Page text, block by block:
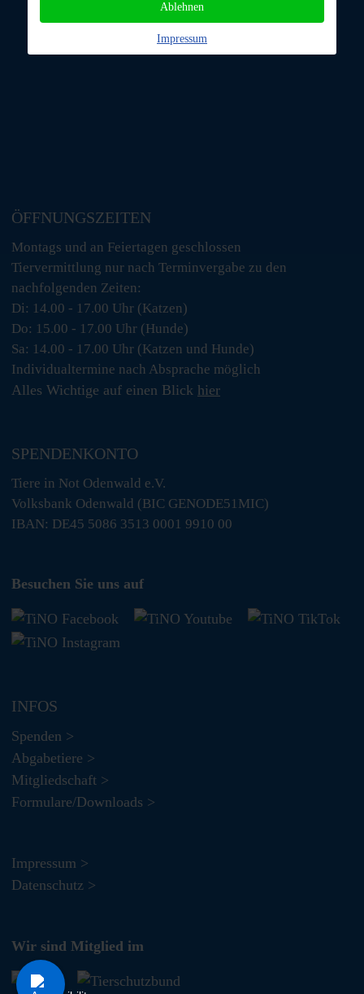
ÖFFNUNGSZEITEN
Montags und an Feiertagen geschlossen
Tiervermittlung nur nach Terminvergabe zu den
nachfolgenden Zeiten:
Di: 14.00 - 17.00 Uhr (Katzen)
Do: 15.00 - 17.00 Uhr (Hunde)
Sa: 14.00 - 17.00 Uhr (Katzen und Hunde)
Individualtermine nach Absprache möglich
Alles Wichtige auf einen Blick hier
SPENDENKONTO
Tiere in Not Odenwald e.V.
Volksbank Odenwald (BIC GENODE51MIC)
IBAN: DE45 5086 3513 0001 9910 00
Besuchen Sie uns auf
INFOS
Spenden >
Abgabetiere >
Mitgliedschaft >
Formulare/Downloads >
Impressum >
Datenschutz >
Wir sind Mitglied im
Ablehnen
Impressum